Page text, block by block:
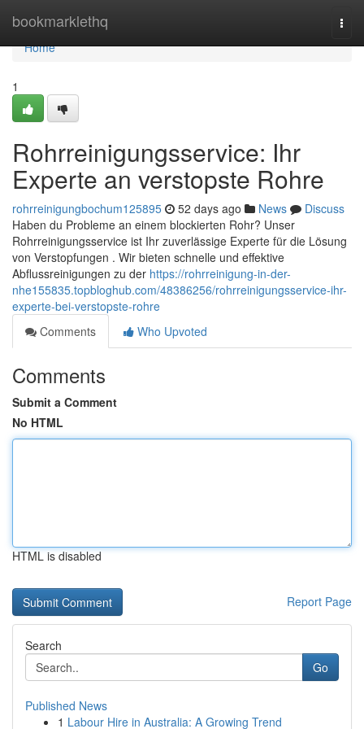
bookmarklethq
Home
Home
1
Rohrreinigungsservice: Ihr
Experte an verstopste Rohre
rohrreinigungbochum125895 52 days ago News
Discuss
Haben du Probleme an einem blockierten Rohr? Unser
Rohrreinigungsservice ist Ihr zuverlässige Experte für die Lösung
von Verstopfungen . Wir bieten schnelle und effektive
Abflussreinigungen zu der https://rohrreinigung-in-der-
nhe155835.topbloghub.com/48386256/rohrreinigungsservice-ihr-
experte-bei-verstopste-rohre
Comments
Who Upvoted
Comments
Submit a Comment
No HTML
HTML is disabled
Report Page
Search
Go
Published News
1 Labour Hire in Australia: A Growing Trend